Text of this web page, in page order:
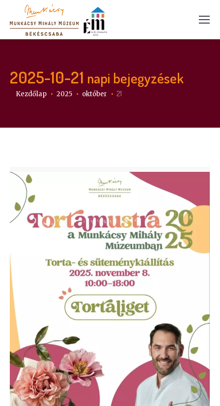
2025-10-21 napi bejegyzések
Itt vagy:
Kezdőlap 2025 október 21